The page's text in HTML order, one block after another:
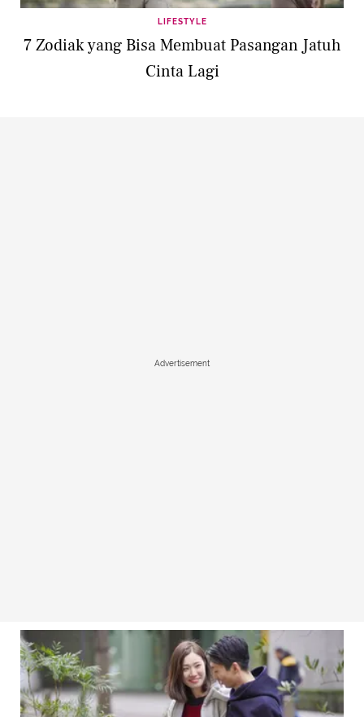
LIFESTYLE
7 Zodiak yang Bisa Membuat Pasangan Jatuh
Cinta Lagi
Advertisement